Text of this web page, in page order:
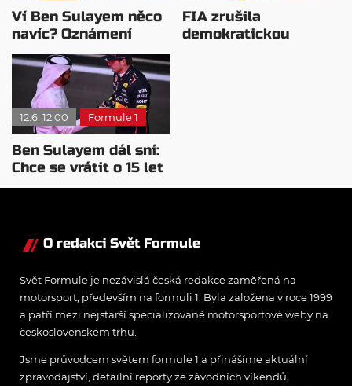
Ví Ben Sulayem něco
navíc? Oznámení
nechává na Hornerovi
FIA zrušila
demokratickou
12.6. 12:00 Formule 1
Ben Sulayem dál sní:
Chce se vrátit o 15 let
zpět
O redakci Svět Formule
Svět Formule je nezávislá česká redakce zaměřená na
motorsport, především na formuli 1. Byla založena v roce 1999
a patří mezi nejstarší specializované motorsportové weby na
československém trhu.
Jsme průvodcem světem formule 1 a přinášíme aktuální
zpravodajství, detailní reporty ze závodních víkendů,